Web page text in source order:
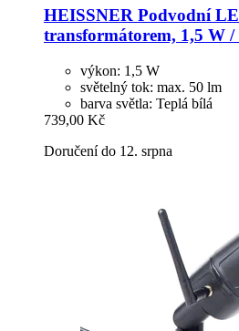
HEISSNER Podvodní
transformátorem, 1,5 W /
výkon: 1,5 W
světelný tok: max. 50 lm
barva světla: Teplá bílá
739,00 Kč
Doručení do 12. srpna